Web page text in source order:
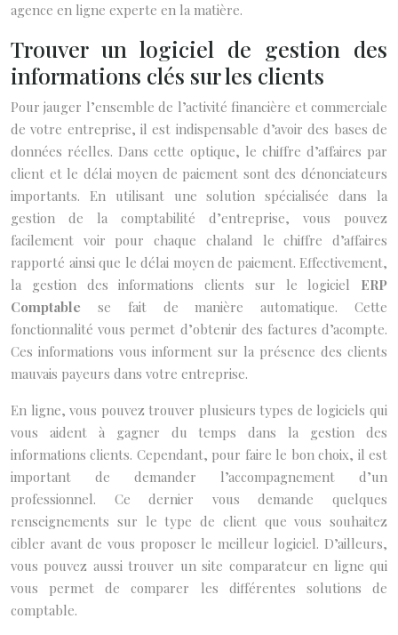
agence en ligne experte en la matière.
Trouver un logiciel de gestion des
informations clés sur les clients
Pour jauger l’ensemble de l’activité financière et commerciale
de votre entreprise, il est indispensable d’avoir des bases de
données réelles. Dans cette optique, le chiffre d’affaires par
client et le délai moyen de paiement sont des dénonciateurs
importants. En utilisant une solution spécialisée dans la
gestion de la comptabilité d’entreprise, vous pouvez
facilement voir pour chaque chaland le chiffre d’affaires
rapporté ainsi que le délai moyen de paiement. Effectivement,
la gestion des informations clients sur le logiciel ERP
Comptable se fait de manière automatique. Cette
fonctionnalité vous permet d’obtenir des factures d’acompte.
Ces informations vous informent sur la présence des clients
mauvais payeurs dans votre entreprise.
En ligne, vous pouvez trouver plusieurs types de logiciels qui
vous aident à gagner du temps dans la gestion des
informations clients. Cependant, pour faire le bon choix, il est
important de demander l’accompagnement d’un
professionnel. Ce dernier vous demande quelques
renseignements sur le type de client que vous souhaitez
cibler avant de vous proposer le meilleur logiciel. D’ailleurs,
vous pouvez aussi trouver un site comparateur en ligne qui
vous permet de comparer les différentes solutions de
comptable.